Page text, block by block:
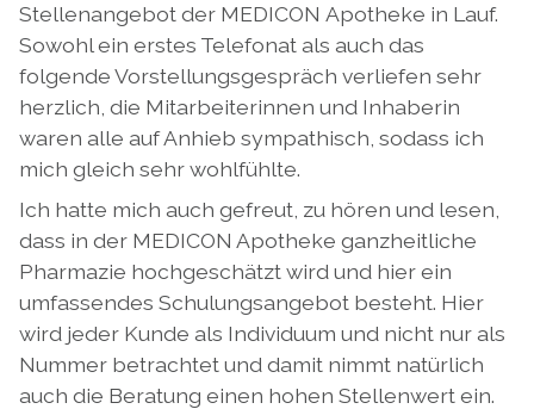
Stellenangebot der MEDICON Apotheke in Lauf.
Sowohl ein erstes Telefonat als auch das
folgende Vorstellungsgespräch verliefen sehr
herzlich, die Mitarbeiterinnen und Inhaberin
waren alle auf Anhieb sympathisch, sodass ich
mich gleich sehr wohlfühlte.
Ich hatte mich auch gefreut, zu hören und lesen,
dass in der MEDICON Apotheke ganzheitliche
Pharmazie hochgeschätzt wird und hier ein
umfassendes Schulungsangebot besteht. Hier
wird jeder Kunde als Individuum und nicht nur als
Nummer betrachtet und damit nimmt natürlich
auch die Beratung einen hohen Stellenwert ein.